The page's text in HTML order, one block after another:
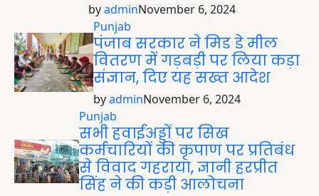
byadminNovember 6, 2024
Punjab
पंजाब सरकार ने मिड डे मील
वितरण में गड़बड़ी पर लिया कड़ा
संज्ञान, दिए यह सख्त आदेश
by adminNovember 6, 2024
Punjab
सभी हवाईअड्डों पर सिख
कर्मचारियों की कृपाण पर प्रतिबंध
से विवाद गहराया, ज्ञानी हरप्रीत
सिंह ने की कड़ी आलोचना